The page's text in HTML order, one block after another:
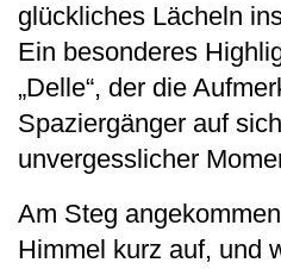
glückliches Lächeln
Ein besonderes
„Delle“, der die
Spaziergänger auf
unvergesslicher
Am Steg
Himmel kurz auf, und